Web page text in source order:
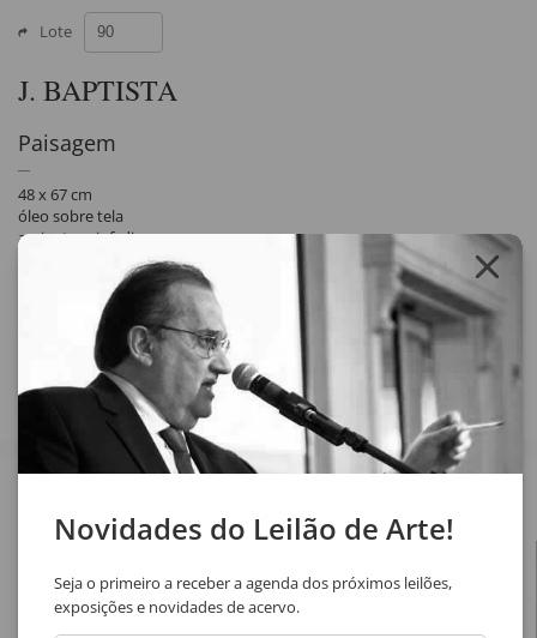
Lote
J. BAPTISTA
Paisagem
48 x 67 cm
óleo sobre tela
assinatura inf. dir.
Compartilhar
Novidades do Leilão de Arte!
Seja o primeiro a receber a agenda dos próximos leilões,
exposições e novidades de acervo.